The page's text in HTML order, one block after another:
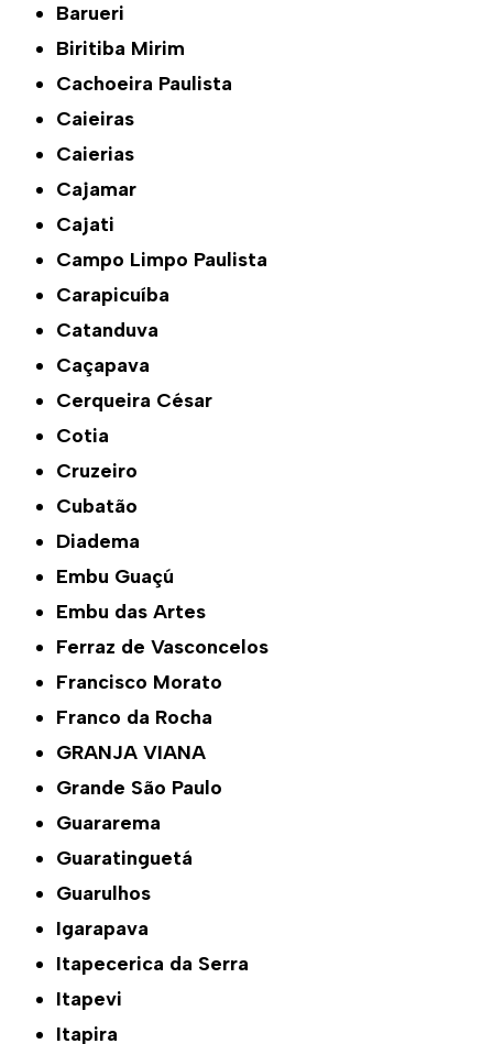
Barueri
Biritiba Mirim
Cachoeira Paulista
Caieiras
Caierias
Cajamar
Cajati
Campo Limpo Paulista
Carapicuíba
Catanduva
Caçapava
Cerqueira César
Cotia
Cruzeiro
Cubatão
Diadema
Embu Guaçú
Embu das Artes
Ferraz de Vasconcelos
Francisco Morato
Franco da Rocha
GRANJA VIANA
Grande São Paulo
Guararema
Guaratinguetá
Guarulhos
Igarapava
Itapecerica da Serra
Itapevi
Itapira